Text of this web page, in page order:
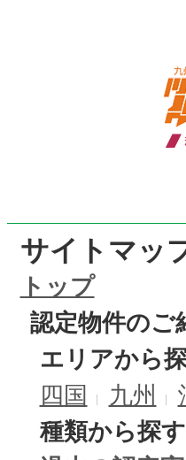
サイトマッ
トップ
認定物件のご
エリアか
四国
九州
種類か